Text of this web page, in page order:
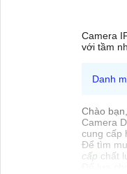
Camera
với tầm
Chào
Camera
cung cấp
Để tìm
cấp chất